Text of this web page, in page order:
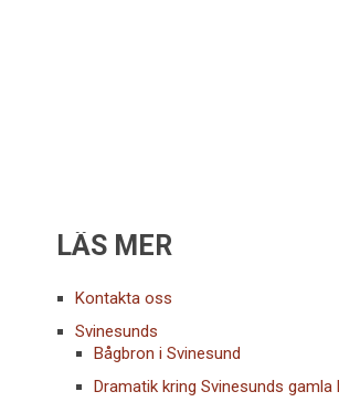
LÄS MER
Kontakta oss
Svinesunds
Bågbron i Svinesund
Dramatik kring Svinesunds gamla